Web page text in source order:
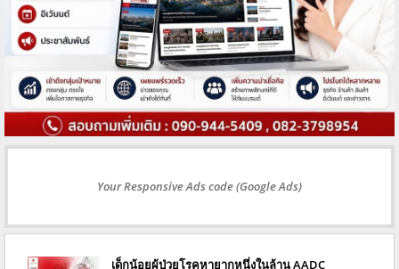
Your Responsive Ads code (Google Ads)
เด็กน้อยผู้ป่วยโรคหายากหนึ่งในล้าน AADC